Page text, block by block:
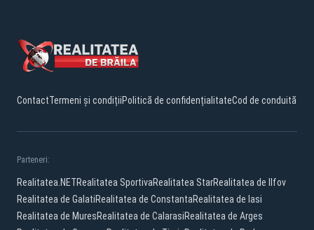
ContactTermeni și condițiiPolitică de confidențialitateCod de conduită
Parteneri:
Realitatea.NETRealitatea SportivaRealitatea StarRealitatea de Ilfov
Realitatea de GalatiRealitatea de ConstantaRealitatea de Iasi
Realitatea de MuresRealitatea de CalarasiRealitatea de Arges